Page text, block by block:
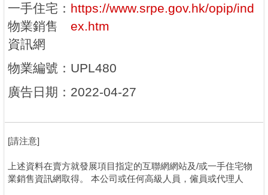
一手住宅
物業銷售
資訊網
： https://www.srpe.gov.hk/opip/ind
ex.htm
物業編號 ： UPL480
廣告日期 ： 2022-04-27
[請注意]
上述資料在賣方就發展項目指定的互聯網網站及/或一手住宅物
業銷售資訊網取得。 本公司或任何高級人員，僱員或代理人